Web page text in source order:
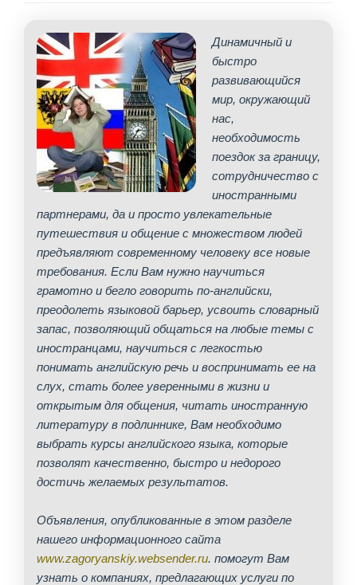
Динамичный и
быстро
развивающийся
мир, окружающий
нас,
необходимость
поездок за границу,
сотрудничество с
иностранными
партнерами, да и просто увлекательные
путешествия и общение с множеством людей
предъявляют современному человеку все новые
требования. Если Вам нужно научиться
грамотно и бегло говорить по-английски,
преодолеть языковой барьер, усвоить словарный
запас, позволяющий общаться на любые темы с
иностранцами, научиться с легкоcтью
понимать английскую речь и воспринимать ее на
слух, стать более уверенными в жизни и
открытым для общения, читать иностранную
литературу в подлиннике, Вам необходимо
выбрать курсы английского языка, которые
позволят качественно, быстро и недорого
достичь желаемых результатов.
Объявления, опубликованные в этом разделе
нашего информационного сайта
www.zagoryanskiy.websender.ru. помогут Вам
узнать о компаниях, предлагающих услуги по